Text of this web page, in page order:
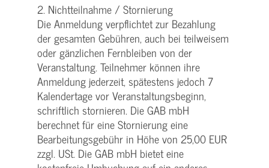
2. Nichtteilnahme / Stornierung
Die Anmeldung verpflichtet zur Bezahlung
der gesamten Gebühren, auch bei teilweisem
oder gänzlichen Fernbleiben von der
Veranstaltung. Teilnehmer können ihre
Anmeldung jederzeit, spätestens jedoch 7
Kalendertage vor Veranstaltungsbeginn,
schriftlich stornieren. Die GAB mbH
berechnet für eine Stornierung eine
Bearbeitungsgebühr in Höhe von 25,00 EUR
zzgl. USt. Die GAB mbH bietet eine